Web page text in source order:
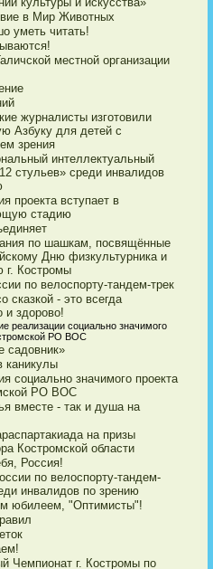
в Мир Животных
уметь читать!
местной организации
журналисты изготовили
Азбуку для детей с
зрения
интеллектуальный
стульев» среди инвалидов
проекта вступает в
стадию
по шашкам, посвящённые
Дню физкультурника и
г. Костромы
по велоспорту-тандем-трек
сказкой - это всегда
и здорово!
реализации социально значимого
РО ВОС
садовник»
каникулы
социально значимого проекта
РО ВОС
вместе - так и душа на
на призы
Костромской области
Россия!
по велоспорту-тандем-
инвалидов по зрению
юбилеем, "Оптимисты"!
Чемпионат г. Костромы по